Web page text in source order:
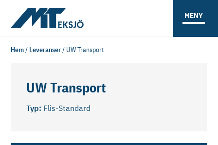
MENY
Hem/ Leveranser/ UW Transport
UW Transport
Typ: Flis-Standard